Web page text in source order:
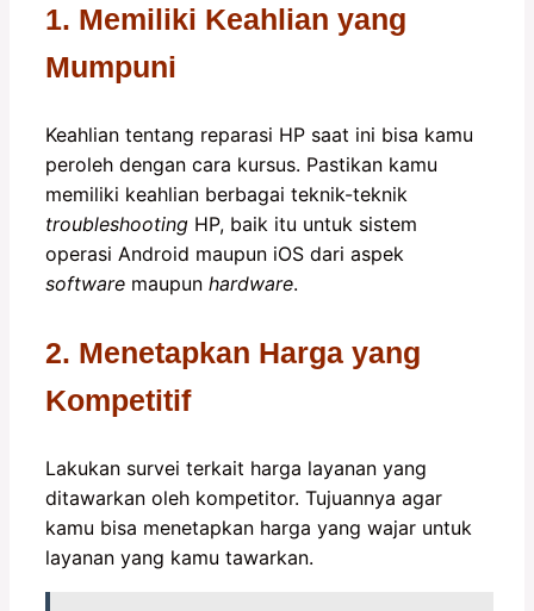
1. Memiliki Keahlian yang
Mumpuni
Keahlian tentang reparasi HP saat ini bisa kamu
peroleh dengan cara kursus. Pastikan kamu
memiliki keahlian berbagai teknik-teknik
troubleshooting HP, baik itu untuk sistem
operasi Android maupun iOS dari aspek
software maupun hardware.
2. Menetapkan Harga yang
Kompetitif
Lakukan survei terkait harga layanan yang
ditawarkan oleh kompetitor. Tujuannya agar
kamu bisa menetapkan harga yang wajar untuk
layanan yang kamu tawarkan.